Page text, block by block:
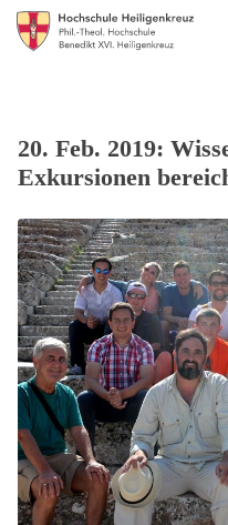
20. Feb. 2019:
Exkursionen